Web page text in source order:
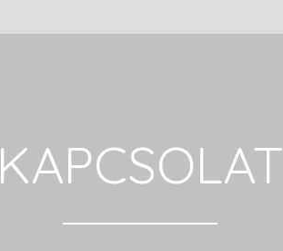
KAPCSOLAT